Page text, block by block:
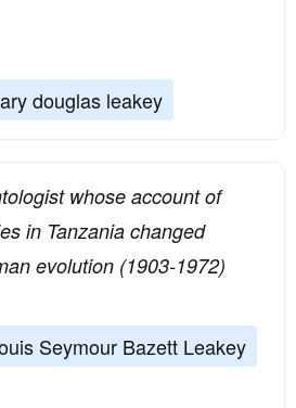
douglas leakey
whose account of
in Tanzania changed
evolution (1903-1972)
Seymour Bazett Leakey